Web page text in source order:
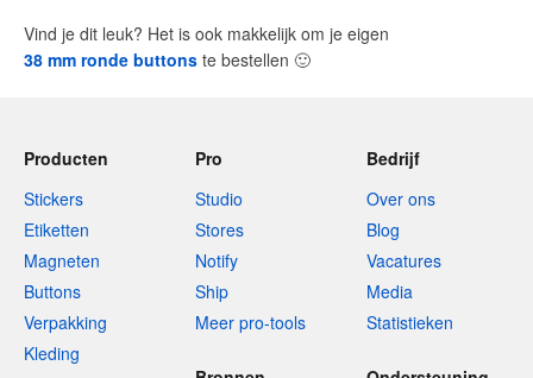
Vind je dit leuk? Het is ook makkelijk om je eigen
38 mm ronde buttons te bestellen 🙂
Producten
Stickers
Etiketten
Magneten
Buttons
Verpakking
Kleding
Pro
Studio
Stores
Notify
Ship
Meer pro-tools
Bedrijf
Over ons
Blog
Vacatures
Media
Statistieken